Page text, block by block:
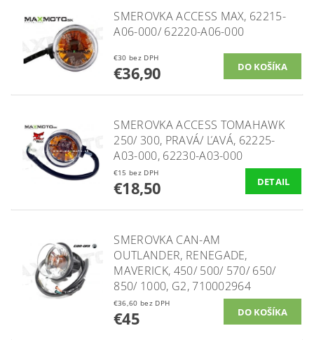
SMEROVKA ACCESS MAX, 62215-
A06-000/ 62220-A06-000
€30 bez DPH
€36,90
SMEROVKA ACCESS TOMAHAWK
250/ 300, PRAVÁ/ ĽAVÁ, 62225-
A03-000, 62230-A03-000
€15 bez DPH
€18,50 DETAIL
SMEROVKA CAN-AM
OUTLANDER, RENEGADE,
MAVERICK, 450/ 500/ 570/ 650/
850/ 1000, G2, 710002964
€36,60 bez DPH
€45